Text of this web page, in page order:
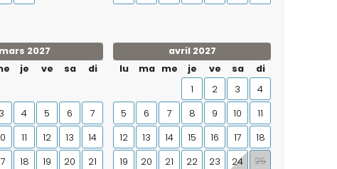
mars 2027
je ve sa di
3 4 5 6
7
11 12 13
14
18 19 20 21
avril 2027
lu
ma me je ve sa
di
1
2 3
4
5
6 7 8 9 10
11
12
13 14 15 16 17
18
19
20 21 22 23 24 25